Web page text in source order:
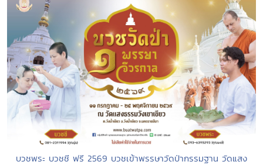
บวชพระ บวชชี ฟรี 2569 บวชเข้าพรรษาวัดป่ากรรมฐาน วัดแสง